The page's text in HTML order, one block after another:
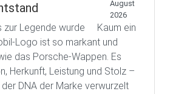
August
2026
zur Legende wurde Kaum ein
Logo ist so markant und
das Porsche-Wappen. Es
Herkunft, Leistung und Stolz –
DNA der Marke verwurzelt